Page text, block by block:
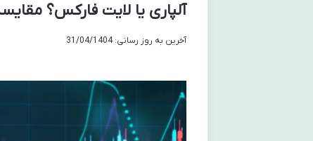
آلپاری یا لایت فارکس؟
آخرین به روز رسانی: 31/04/1404